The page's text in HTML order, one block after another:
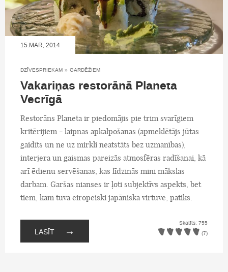
15.MAR, 2014
DZĪVESPRIEKAM » GARDĒŽIEM
Vakariņas restorānā Planeta
Vecrīgā
Restorāns Planeta ir piedomājis pie trim svarīgiem
kritērijiem - laipnas apkalpošanas (apmeklētājs jūtas
gaidīts un ne uz mirkli neatstāts bez uzmanības),
interjera un gaismas pareizās atmosfēras radīšanai, kā
arī ēdienu servēšanas, kas līdzinās mini mākslas
darbam. Garšas nianses ir ļoti subjektīvs aspekts, bet
tiem, kam tuva eiropeiski japāniska virtuve, patiks.
LASĪT →
Skatīts: 755
(7)